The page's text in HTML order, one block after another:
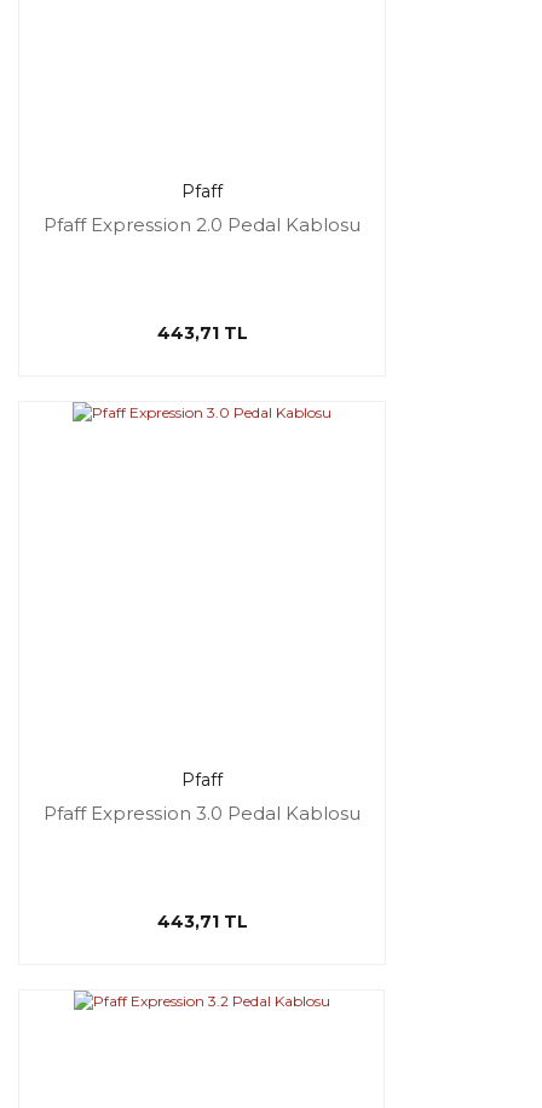
Pfaff
Pfaff Expression 2.0 Pedal Kablosu
443,71 TL
Pfaff
Pfaff Expression 3.0 Pedal Kablosu
443,71 TL